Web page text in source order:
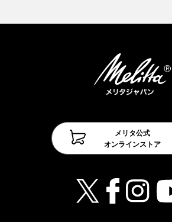
メリタ公式
オンラインストア